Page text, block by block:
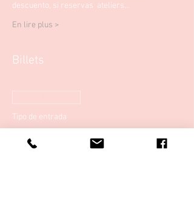
descuento, si reservas  ateliers…
En lire plus >
Billets
Tipo de entrada